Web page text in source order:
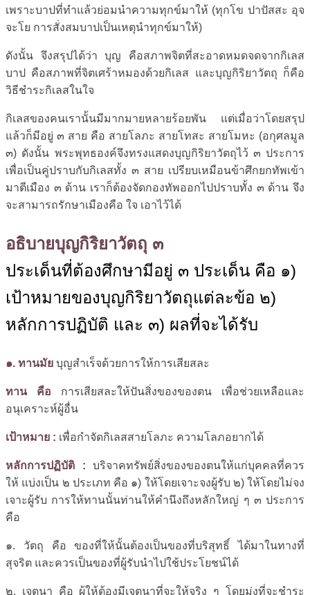
เพราะบาปที่ทำแล้วย่อมนำความทุกข์มาให้ (ทุกโข ปาปัสสะ อุจ
จะโย การสั่งสมบาปเป็นเหตุนำทุกข์มาให้)
ดังนั้น จึงสรุปได้ว่า บุญ คือสภาพจิตที่สะอาดหมดจดจากกิเลส
บาป คือสภาพที่จิตเศร้าหมองด้วยกิเลส และบุญกิริยาวัตถุ ก็คือ
วิธีชำระกิเลสในใจ
กิเลสของคนเรานั้นมีมากมายหลายร้อยพัน แต่เมื่อว่าโดยสรุป
แล้วก็มีอยู่ ๓ สาย คือ สายโลภะ สายโทสะ สายโมหะ (อกุศลมูล
๓) ดังนั้น พระพุทธองค์จึงทรงแสดงบุญกิริยาวัตถุไว้ ๓ ประการ
เพื่อเป็นคู่ปราบกับกิเลสทั้ง ๓ สาย เปรียบเหมือนข้าศึกยกทัพเข้า
มาตีเมือง ๓ ด้าน เราก็ต้องจัดกองทัพออกไปปราบทั้ง ๓ ด้าน จึง
จะสามารถรักษาเมืองคือ ใจ เอาไว้ได้
อธิบายบุญกิริยาวัตถุ ๓
ประเด็นที่ต้องศึกษามีอยู่ ๓ ประเด็น คือ ๑)
เป้าหมายของบุญกิริยาวัตถุแต่ละข้อ ๒)
หลักการปฏิบัติ และ ๓) ผลที่จะได้รับ
๑. ทานมัย บุญสำเร็จด้วยการให้การเสียสละ
ทาน คือ การเสียสละให้ปันสิ่งของของตน เพื่อช่วยเหลือและ
อนุเคราะห์ผู้อื่น
เป้าหมาย : เพื่อกำจัดกิเลสสายโลภะ ความโลภอยากได้
หลักการปฏิบัติ : บริจาคทรัพย์สิ่งของของตนให้แก่บุคคลที่ควร
ให้ แบ่งเป็น ๒ ประเภท คือ ๑) ให้โดยเจาะจงผู้รับ ๒) ให้โดยไม่จง
เจาะผู้รับ การให้ทานนั้นท่านให้คำนึงถึงหลักใหญ่ ๆ ๓ ประการ
คือ
๑. วัตถุ คือ ของที่ให้นั้นต้องเป็นของที่บริสุทธิ์ ได้มาในทางที่
สุจริต และควรเป็นของที่ผู้รับนำไปใช้ประโยชน์ได้
๒. เจตนา คือ ผู้ให้ต้องมีเจตนาที่จะให้จริง ๆ โดยมุ่งที่จะชำระ